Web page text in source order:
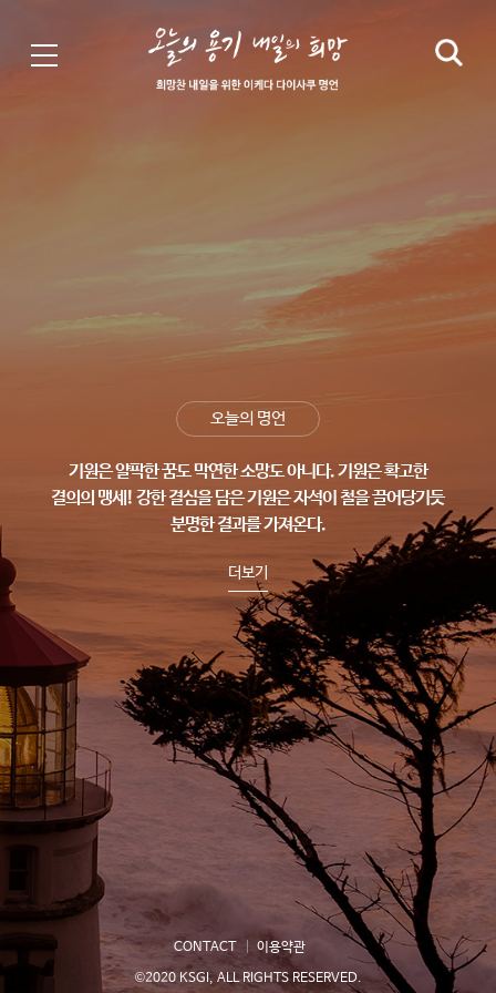
오늘의 명언
기원은 얄팍한 꿈도 막연한 소망도 아니다.기원은 확고한
결의의 맹세! 강한 결심을 담은 기원은 자석이 철을 끌어당기듯
분명한 결과를 가져온다.
더보기
CONTACT
이용약관
©2020 KSGI, ALL RIGHTS RESERVED.